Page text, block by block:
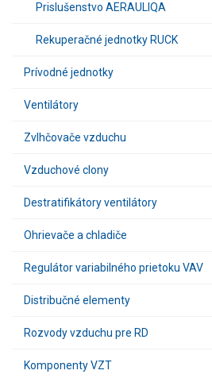
Prislušenstvo AERAULIQA
Rekuperačné jednotky RUCK
Prívodné jednotky
Ventilátory
Zvlhčovače vzduchu
Vzduchové clony
Destratifikátory ventilátory
Ohrievače a chladiče
Regulátor variabilného prietoku VAV
Distribučné elementy
Rozvody vzduchu pre RD
Komponenty VZT